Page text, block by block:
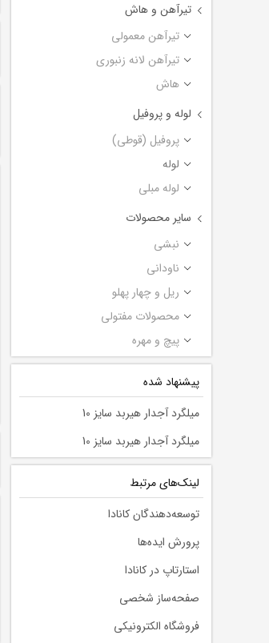
تیرآهن و هاش
تیرآهن معمولی
تیرآهن لانه زنبوری
هاش
لوله و پروفیل
پروفیل (قوطی)
لوله
لوله مبلی
سایر محصولات
نبشی
ناودانی
ریل و چهار پهلو
محصولات مفتولی
پیچ و مهره
پیشنهاد شده
میلگرد آجدار هیربد سایز 10
میلگرد آجدار هیربد سایز 10
لينك‌های مرتبط
توسعه‌دهندگان کانادا
پرورش ایده‌ها
استارتاپ در کانادا
صفحه‌ساز شخصی
فروشگاه الکترونیکی